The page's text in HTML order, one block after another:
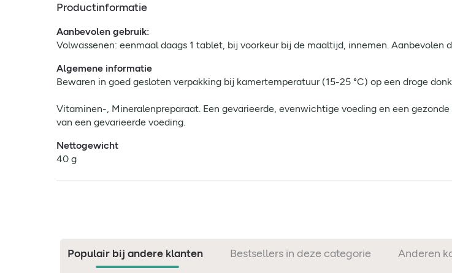
Productinformatie
Aanbevolen gebruik:
Volwassenen: eenmaal daags 1 tablet, bij voorkeur bij de maaltijd, innemen. Aanbevolen
Algemene informatie
Bewaren in goed gesloten verpakking bij kamertemperatuur (15-25 °C) op een droge
Vitaminen-, Mineralenpreparaat. Een gevarieerde, evenwichtige voeding en een
van een gevarieerde voeding.
Nettogewicht
40 g
Populair bij andere klanten Bestsellers in deze categorie Anderen